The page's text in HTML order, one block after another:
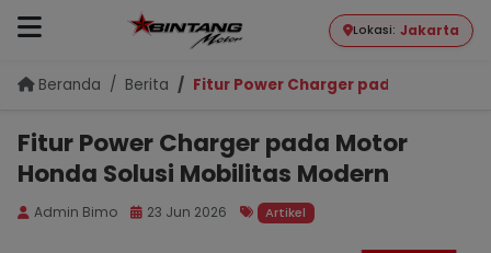
Lokasi: Jakarta
Beranda Berita Fitur Power Charger pada Motor
Fitur Power Charger pada Motor
Honda Solusi Mobilitas Modern
Admin Bimo 23 Jun 2026 Artikel